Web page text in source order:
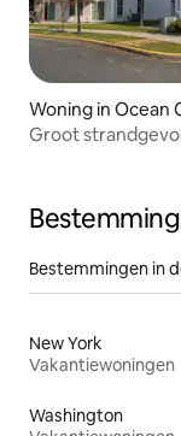
Woning in Ocean
Groot
Bestemmingen in
New York
Vakantiewoningen
Washington